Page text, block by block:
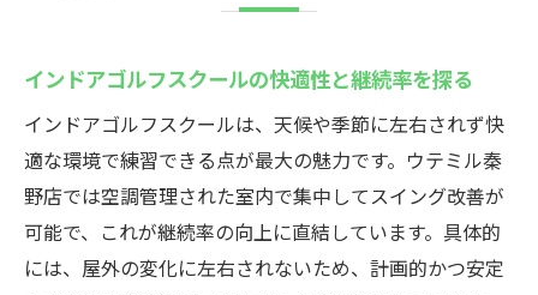
インドアゴルフスクールの快適性と継続率を探る
インドアゴルフスクールは、天候や季節に左右されず快
適な環境で練習できる点が最大の魅力です。ウテミル秦
野店では空調管理された室内で集中してスイング改善が
可能で、これが継続率の向上に直結しています。具体的
には、屋外の変化に左右されないため、計画的かつ安定